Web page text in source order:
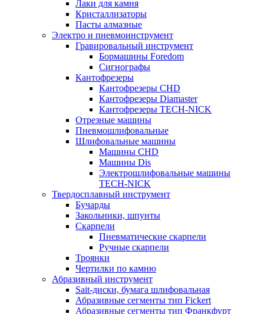
Лаки для камня
Кристаллизаторы
Пасты алмазные
Электро и пневмоинструмент
Гравировальный инструмент
Бормашины Foredom
Сигнографы
Кантофрезеры
Кантофрезеры CHD
Кантофрезеры Diamaster
Кантофрезеры TECH-NICK
Отрезные машины
Пневмошлифовальные
Шлифовальные машины
Машины CHD
Машины Dis
Электрошлифовальные машины
TECH-NICK
Твердосплавный инструмент
Бучарды
Закольники, шпунты
Скарпели
Пневматические скарпели
Ручные скарпели
Троянки
Чертилки по камню
Абразивный инструмент
Sait-диски, бумага шлифовальная
Абразивные сегменты тип Fickert
Абразивные сегменты тип Франкфурт